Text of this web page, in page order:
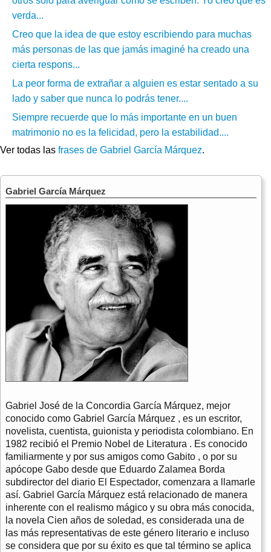
verda...
Creo que la idea de que estoy escribiendo para muchas
más personas de las que jamás imaginé ha creado una
cierta respons...
La peor forma de extrañar a alguien es estar sentado a su
lado y saber que nunca lo podrás tener....
Siempre recuerde que lo más importante en un buen
matrimonio no es la felicidad, pero la estabilidad....
Ver todas las frases de Gabriel García Márquez.
Gabriel García Márquez
Gabriel José de la Concordia García Márquez, mejor
conocido como Gabriel García Márquez , es un escritor,
novelista, cuentista, guionista y periodista colombiano. En
1982 recibió el Premio Nobel de Literatura . Es conocido
familiarmente y por sus amigos como Gabito , o por su
apócope Gabo desde que Eduardo Zalamea Borda
subdirector del diario El Espectador, comenzara a llamarle
así. Gabriel García Márquez está relacionado de manera
inherente con el realismo mágico y su obra más conocida,
la novela Cien años de soledad, es considerada una de
las más representativas de este género literario e incluso
se considera que por su éxito es que tal término se aplica